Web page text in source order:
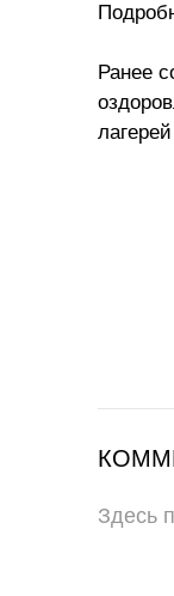
Ранее
Здесь